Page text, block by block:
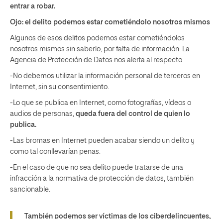
entrar a robar.
Ojo: el delito podemos estar cometiéndolo nosotros mismos
Algunos de esos delitos podemos estar cometiéndolos
nosotros mismos sin saberlo, por falta de información. La
Agencia de Protección de Datos nos alerta al respecto
-No debemos utilizar la información personal de terceros en
Internet, sin su consentimiento.
-Lo que se publica en Internet, como fotografías, vídeos o
audios de personas, queda fuera del control de quien lo
publica.
-Las bromas en Internet pueden acabar siendo un delito y
como tal conllevarían penas.
-En el caso de que no sea delito puede tratarse de una
infracción a la normativa de protección de datos, también
sancionable.
También podemos ser víctimas de los ciberdelincuentes,